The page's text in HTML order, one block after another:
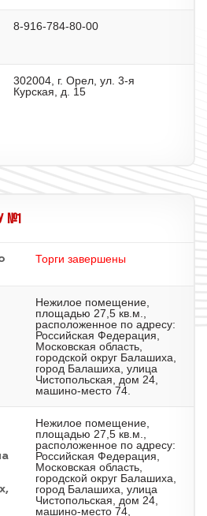
8-916-784-80-00
302004, г. Орел, ул. 3-я
Курская, д. 15
№1
Торги завершены
Нежилое помещение,
площадью 27,5 кв.м.,
расположенное по адресу:
Российская Федерация,
Московская область,
городской округ Балашиха,
город Балашиха, улица
Чистопольская, дом 24,
машино-место 74.
Нежилое помещение,
площадью 27,5 кв.м.,
расположенное по адресу:
Российская Федерация,
Московская область,
городской округ Балашиха,
город Балашиха, улица
Чистопольская, дом 24,
машино-место 74,